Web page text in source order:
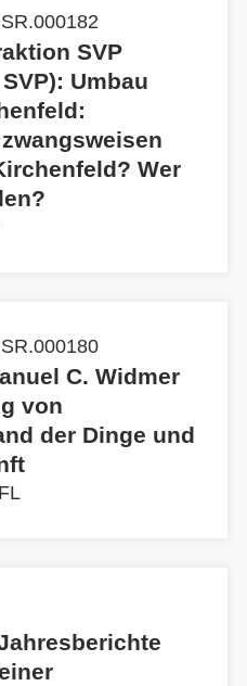
SVP
Umbau
Wer
C. Widmer
von
der Dinge und